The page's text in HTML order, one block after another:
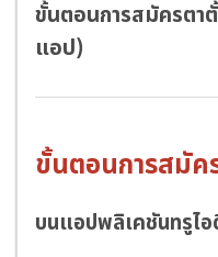
ขั้นตอนการสมัครตา
แอป)
ขั้นตอนการสมัค
บนแอปพลิเคชันทรูไ